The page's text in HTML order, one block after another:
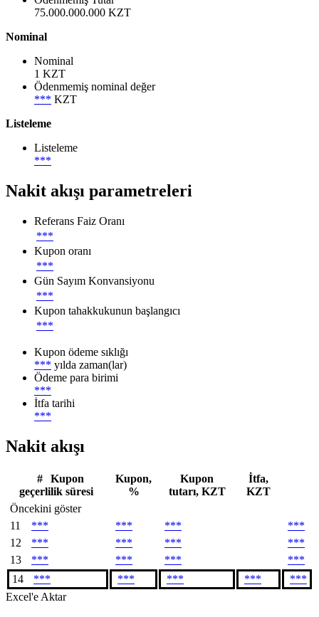
75.000.000.000 KZT
Nominal
Nominal
1 KZT
Ödenmemiş nominal değer
*** KZT
Listeleme
Listeleme
***
Nakit akışı parametreleri
Referans Faiz Oranı
***
Kupon oranı
***
Gün Sayım Konvansiyonu
***
Kupon tahakkukunun başlangıcı
***
Kupon ödeme sıklığı
*** yılda zaman(lar)
Ödeme para birimi
***
İtfa tarihi
***
Nakit akışı
#
Kupon
geçerlilik süresi
Kupon,
%
Kupon
tutarı, KZT
İtfa,
KZT
Öncekini göster
11
*** *** ***
***
12
*** *** ***
***
13
*** *** ***
***
14
*** *** *** ***
***
Excel'e Aktar